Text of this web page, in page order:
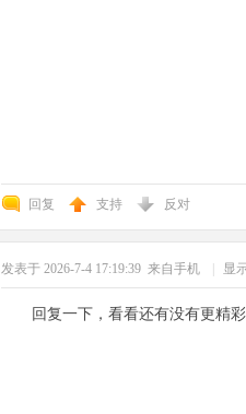
回复 支持 反对
发表于 2026-7-4 17:19:39 来自手机 显
回复一下，看看还有没有更精